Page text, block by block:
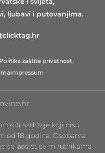
ljubavi i putovanjima.
Politika zaštite privatnosti
Impressum
sadržaje koji nisu
od 18 godina. Osobama
se posjet ovim rubrikama